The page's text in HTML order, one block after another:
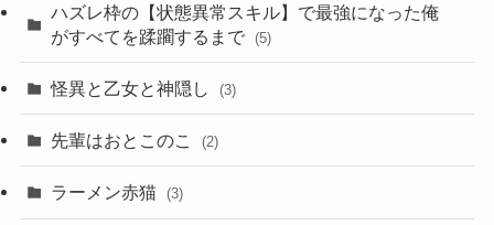
ハズレ枠の【状態異常スキル】で最強になった俺
がすべてを蹂躙するまで
(5)
怪異と乙女と神隠し (3)
先輩はおとこのこ (2)
ラーメン赤猫 (3)